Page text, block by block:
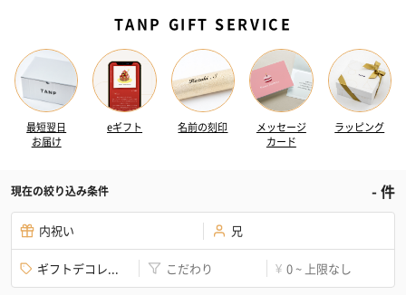
TANP GIFT SERVICE
最短翌日
お届け
eギフト 名前の刻印
メッセージ
カード
ラッピング
現在の絞り込み条件 -件
内祝い 兄
ギフトデコレ... こだわり ¥ 0 ~ 上限なし